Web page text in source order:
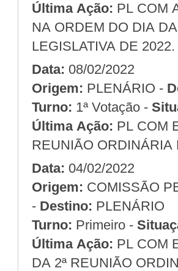
Última Ação: PL COM
NA ORDEM DO DIA
LEGISLATIVA DE 2022.
Data: 08/02/2022
Origem:
PLENÁRIO -
Turno:
1ª Votação -
Última Ação: PL COM
REUNIÃO ORDINÁRIA
Data: 04/02/2022
Origem:
- Destino: PLENÁRIO
Turno:
Primeiro -
Última Ação: PL COM
DA 2ª REUNIÃO